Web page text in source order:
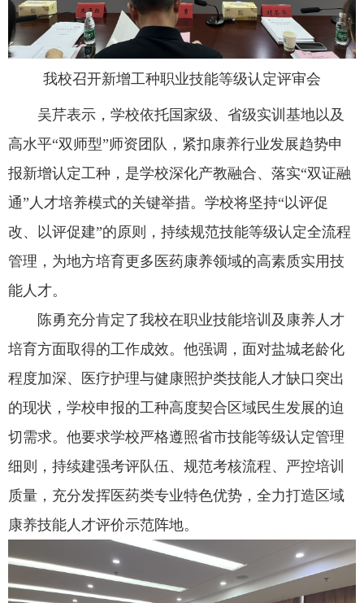
我校召开新增工种职业技能等级认定评审会
吴芹表示，学校依托国家级、省级实训基地以及
高水平“双师型”师资团队，紧扣康养行业发展趋势申
报新增认定工种，是学校深化产教融合、落实“双证融
通”人才培养模式的关键举措。学校将坚持“以评促
改、以评促建”的原则，持续规范技能等级认定全流程
管理，为地方培育更多医药康养领域的高素质实用技
能人才。
陈勇充分肯定了我校在职业技能培训及康养人才
培育方面取得的工作成效。他强调，面对盐城老龄化
程度加深、医疗护理与健康照护类技能人才缺口突出
的现状，学校申报的工种高度契合区域民生发展的迫
切需求。他要求学校严格遵照省市技能等级认定管理
细则，持续建强考评队伍、规范考核流程、严控培训
质量，充分发挥医药类专业特色优势，全力打造区域
康养技能人才评价示范阵地。